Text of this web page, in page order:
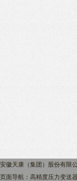
安徽天康（集团）股份有限
页面导航：高精度压力变送器